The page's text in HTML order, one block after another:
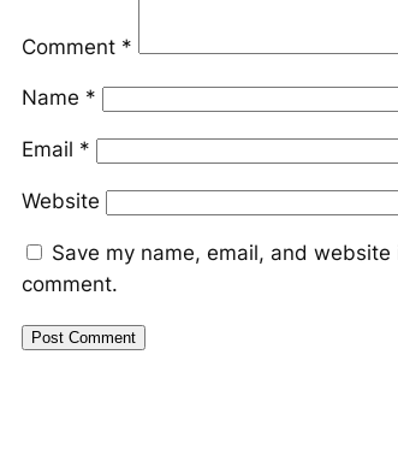
Comment *
Name *
Email *
Website
Save my name, email, and
comment.